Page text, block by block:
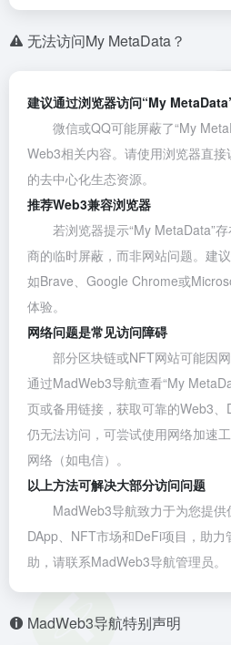
无法访问My MetaData？
建议通过浏览器访问“My
微信或QQ可能屏蔽了“My
Web3相关内容。请使用浏览器直
的去中心化生态资源。
推荐Web3兼容浏览器
若浏览器提示“My MetaData”存
商的临时屏蔽，而非网站问题。建
如Brave、 Google Chrome或
体验。
网络问题是常见访问障碍
部分区块链或NFT网站可能因网
通过MadWeb3导航查看“My
页或备用链接，获取可靠的Web3
仍无法访问，可尝试使用网络加速
网络（如电信）。
以上方法可解决大部分访问问题
MadWeb3导航致力于为您提供
DApp、NFT市场和DeFi项目，助
助，请联系MadWeb3导航管理员。
MadWeb3导航特别声明